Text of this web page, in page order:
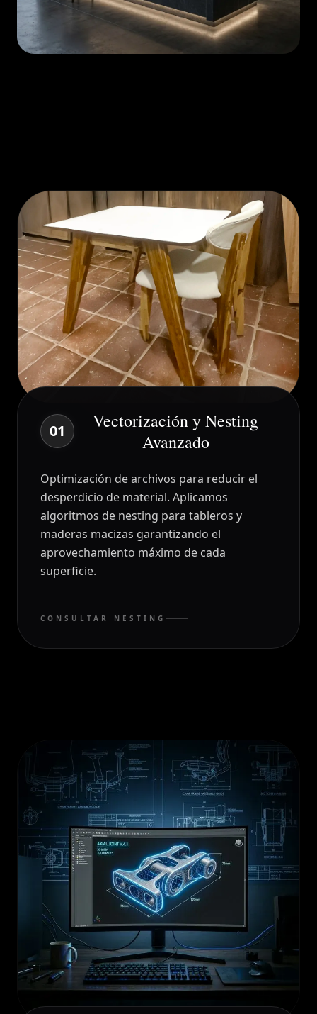
01
Vectorización y Nesting
Avanzado
Optimización de archivos para reducir el
desperdicio de material. Aplicamos
algoritmos de nesting para tableros y
maderas macizas garantizando el
aprovechamiento máximo de cada
superficie.
CONSULTAR NESTING